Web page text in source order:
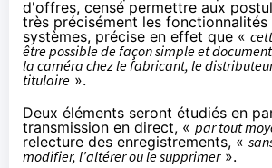
d'offres, censé permettre aux
très précisément les fonctionnalités
systèmes, précise en effet que «
être possible de façon simple et
la caméra chez le fabricant, le
titulaire ».
Deux éléments seront étudiés en
transmission en direct, « par tout
relecture des enregistrements, «
modifier, l’altérer ou le supprimer».